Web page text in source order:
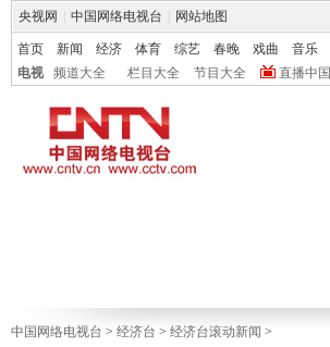
央视网 中国网络电视台 网站地图
首页 新闻 经济 体育 综艺 春晚 戏曲 音乐
电视
频道大全 栏目大全 节目大全 直播中国
中国网络电视台 > 经济台 > 经济台滚动新闻 >